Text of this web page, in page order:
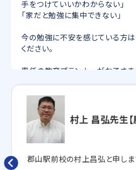
手をつけていいかわからない」
「家だと勉強に集中できない」
今の勉強に不安を感じている方
ください。
専任の教育プランナーがお子さ
完全マンツーマン
寧に教えてくれるから、効率良く
さらに、授業日以外も利用できる
要科目の対策ができる
します。
村上 昌弘先生【
郡山駅前校の村上昌弘と申しま